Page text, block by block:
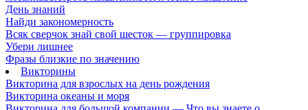
День знаний
Найди закономерность
Всяк сверчок знай свой шесток — группировка
Убери лишнее
Фразы близкие по значению
Викторины
Викторина для взрослых на день рождения
Викторина океаны и моря